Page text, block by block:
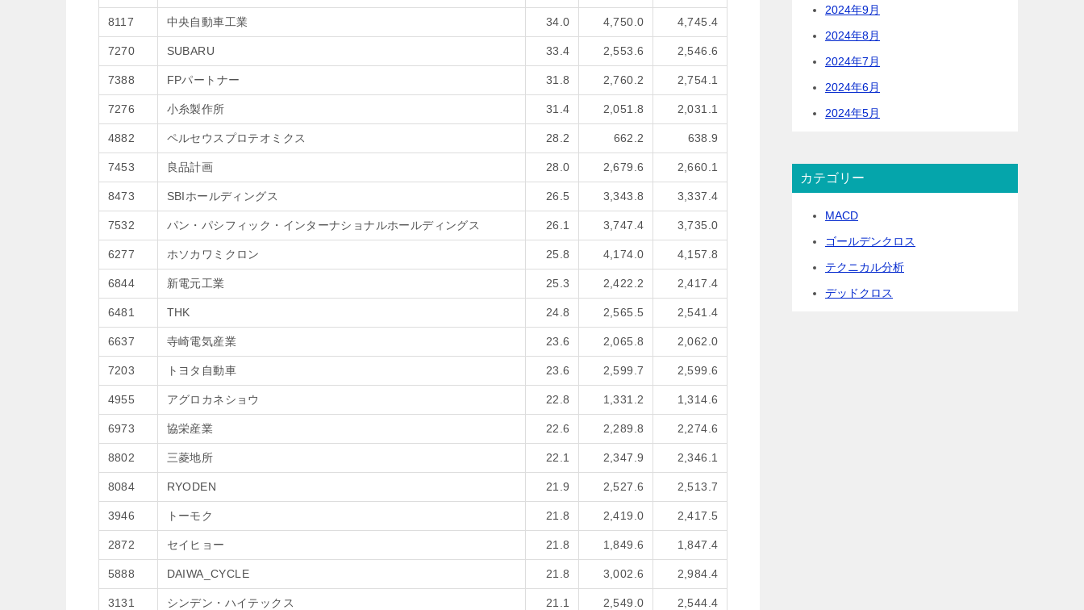
8117 中央自動車工業 34.0 4,750.0 4,745.4
7270 SUBARU 33.4 2,553.6 2,546.6
7388 FPパートナー 31.8 2,760.2 2,754.1
7276 小糸製作所 31.4 2,051.8 2,031.1
4882 ペルセウスプロテオミクス 28.2 662.2 638.9
7453 良品計画 28.0 2,679.6 2,660.1
8473 SBIホールディングス 26.5 3,343.8 3,337.4
7532 パン・パシフィック・インターナショナルホールディングス 26.1 3,747.4 3,735.0
6277 ホソカワミクロン 25.8 4,174.0 4,157.8
6844 新電元工業 25.3 2,422.2 2,417.4
6481 THK 24.8 2,565.5 2,541.4
6637 寺崎電気産業 23.6 2,065.8 2,062.0
7203 トヨタ自動車 23.6 2,599.7 2,599.6
4955 アグロカネショウ 22.8 1,331.2 1,314.6
6973 協栄産業 22.6 2,289.8 2,274.6
8802 三菱地所 22.1 2,347.9 2,346.1
8084 RYODEN 21.9 2,527.6 2,513.7
3946 トーモク 21.8 2,419.0 2,417.5
2872 セイヒョー 21.8 1,849.6 1,847.4
5888 DAIWA_CYCLE 21.8 3,002.6 2,984.4
3131 シンデン・ハイテックス 21.1 2,549.0 2,544.4
2024年9月
2024年8月
2024年7月
2024年6月
2024年5月
カテゴリー
MACD
ゴールデンクロス
テクニカル分析
デッドクロス